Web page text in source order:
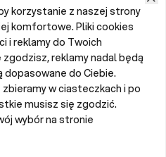
korzystanie z naszej strony
komfortowe. Pliki cookies
i reklamy do Twoich
reklamy nadal będą
do Ciebie.
w ciasteczkach i po
musisz się zgodzić.
wybór na stronie